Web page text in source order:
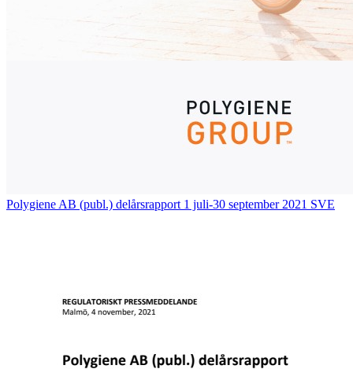
Polygiene AB (publ.) delårsrapport 1 juli-30 september 2021 SVE